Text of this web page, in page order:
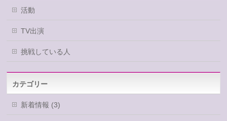
活動
TV出演
挑戦している人
カテゴリー
新着情報 (3)